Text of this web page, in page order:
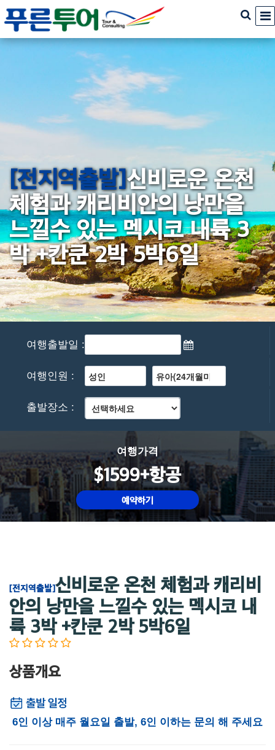
[전지역출발]신비로운 온천
체험과 캐리비안의 낭만을
느낄수 있는 멕시코 내륙 3
박 +칸쿤 2박 5박6일
여행출발일 :
여행인원 :
출발장소 :
여행가격
$1599+항공
예약하기
[전지역출발]신비로운 온천 체험과 캐리비
안의 낭만을 느낄수 있는 멕시코 내
륙 3박 +칸쿤 2박 5박6일
상품개요
6인 이상 매주 월요일 출발, 6인 이하는 문의 해 주세요